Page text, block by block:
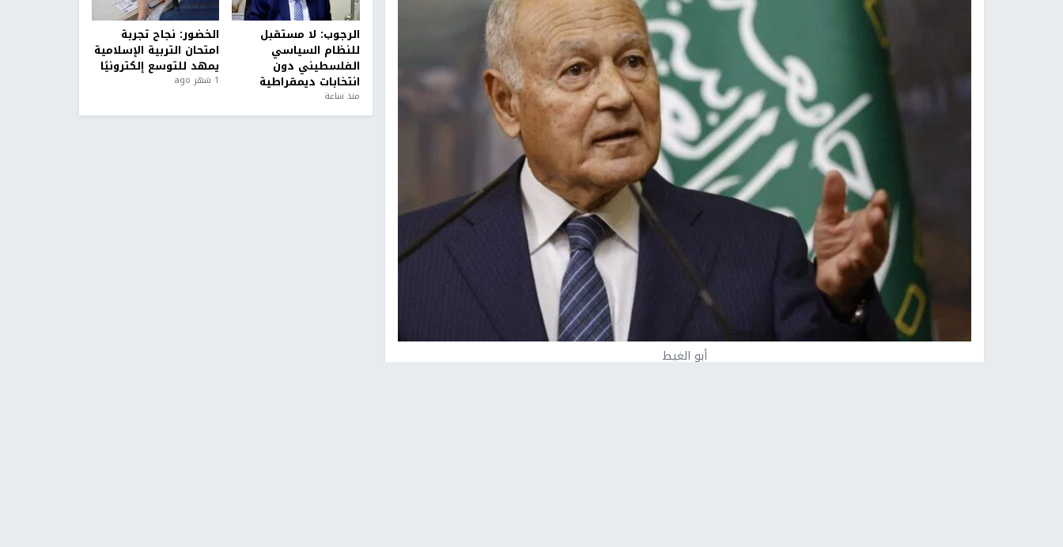
أبو الغيط
الرجوب: لا مستقبل
للنظام السياسي
الفلسطيني دون
انتخابات ديمقراطية
منذ ساعة
الخضور: نجاح تجربة
امتحان التربية الإسلامية
يمهد للتوسع إلكترونيًا
1 شهر ago